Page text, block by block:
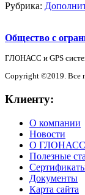
Рубрика:
Общество с
ГЛОНАСС и GPS
Copyright ©2019. Все
Клиенту:
О компании
Новости
О ГЛОНАСС
Полезные
Документы
Карта сайта